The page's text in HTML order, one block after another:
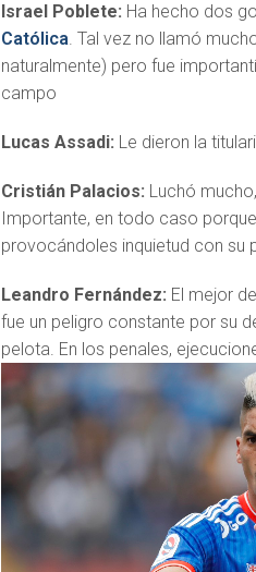
Israel Poblete: Ha hecho dos
Católica. Tal vez no llamó
naturalmente) pero fue
campo
Lucas Assadi: Le dieron la
Cristián Palacios: Luchó
Importante, en todo caso
provocándoles inquietud con su
Leandro Fernández: El mejor
fue un peligro constante por su
pelota. En los penales,